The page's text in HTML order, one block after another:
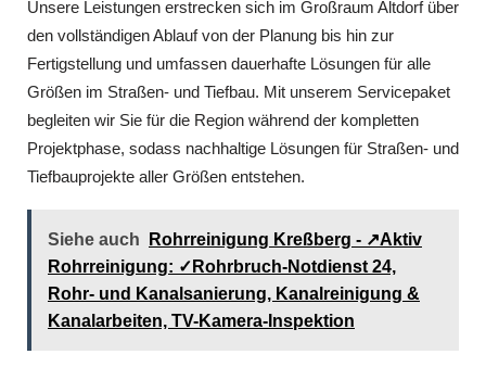
Unsere Leistungen erstrecken sich im Großraum Altdorf über
den vollständigen Ablauf von der Planung bis hin zur
Fertigstellung und umfassen dauerhafte Lösungen für alle
Größen im Straßen- und Tiefbau. Mit unserem Servicepaket
begleiten wir Sie für die Region während der kompletten
Projektphase, sodass nachhaltige Lösungen für Straßen- und
Tiefbauprojekte aller Größen entstehen.
Siehe auch
Rohrreinigung Kreßberg - ↗️Aktiv
Rohrreinigung: ✓Rohrbruch-Notdienst 24,
Rohr- und Kanalsanierung, Kanalreinigung &
Kanalarbeiten, TV-Kamera-Inspektion